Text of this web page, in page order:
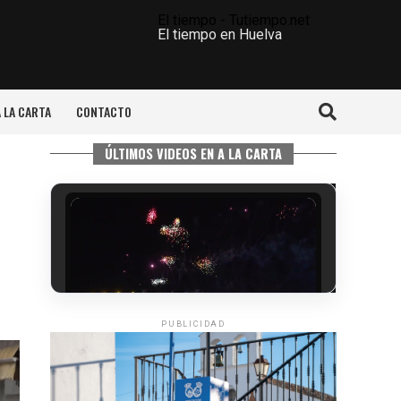
El tiempo en Huelva
CARTA CONTACTO
ÚLTIMOS VIDEOS EN A LA CARTA
6º DÍA DE LAS FIESTAS COLOMBINAS
2026
·Huelvatv
PUBLICIDAD